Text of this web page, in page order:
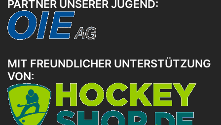
PARTNER UNSERER JUGEND:
MIT FREUNDLICHER UNTERSTÜTZUNG
VON: